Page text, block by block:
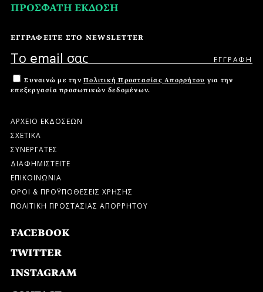
ΠΡΟΣΦΑΤΗ ΕΚΔΟΣΗ
ΕΓΓΡΑΦΕΙΤΕ ΣΤΟ NEWSLETTER
Συναινώ με την Πολιτική Προστασίας Απορρήτου για την
επεξεργασία προσωπικών δεδομένων.
ΑΡΧΕΙΟ ΕΚΔΟΣΕΩΝ
ΣΧΕΤΙΚΑ
ΣΥΝΕΡΓΑΤΕΣ
ΔΙΑΦΗΜΙΣΤΕΙΤΕ
ΕΠΙΚΟΙΝΩΝΙΑ
ΟΡΟΙ & ΠΡΟΫΠΟΘΕΣΕΙΣ ΧΡΗΣΗΣ
ΠΟΛΙΤΙΚΗ ΠΡΟΣΤΑΣΙΑΣ ΑΠΟΡΡΗΤΟΥ
FACEBOOK
TWITTER
INSTAGRAM